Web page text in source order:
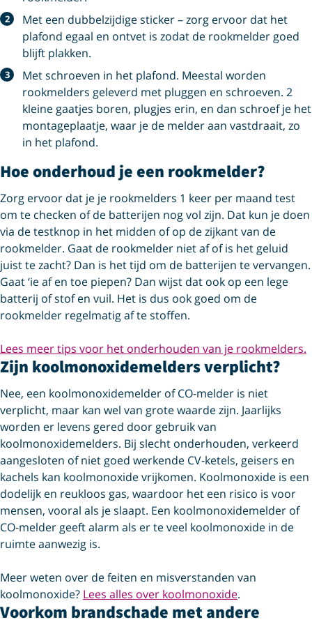
Met een dubbelzijdige sticker – zorg ervoor dat het
plafond egaal en ontvet is zodat de rookmelder goed
blijft plakken.
Met schroeven in het plafond. Meestal worden
rookmelders geleverd met pluggen en schroeven. 2
kleine gaatjes boren, plugjes erin, en dan schroef je het
montageplaatje, waar je de melder aan vastdraait, zo
in het plafond.
Hoe onderhoud je een rookmelder?
Zorg ervoor dat je je rookmelders 1 keer per maand test
om te checken of de batterijen nog vol zijn. Dat kun je doen
via de testknop in het midden of op de zijkant van de
rookmelder. Gaat de rookmelder niet af of is het geluid
juist te zacht? Dan is het tijd om de batterijen te vervangen.
Gaat ‘ie af en toe piepen? Dan wijst dat ook op een lege
batterij of stof en vuil. Het is dus ook goed om de
rookmelder regelmatig af te stoffen.
Lees meer tips voor het onderhouden van je rookmelders.
Zijn koolmonoxidemelders verplicht?
Nee, een koolmonoxidemelder of CO-melder is niet
verplicht, maar kan wel van grote waarde zijn. Jaarlijks
worden er levens gered door gebruik van
koolmonoxidemelders. Bij slecht onderhouden, verkeerd
aangesloten of niet goed werkende CV-ketels, geisers en
kachels kan koolmonoxide vrijkomen. Koolmonoxide is een
dodelijk en reukloos gas, waardoor het een risico is voor
mensen, vooral als je slaapt. Een koolmonoxidemelder of
CO-melder geeft alarm als er te veel koolmonoxide in de
ruimte aanwezig is.
Meer weten over de feiten en misverstanden van
koolmonoxide? Lees alles over koolmonoxide.
Voorkom brandschade met andere